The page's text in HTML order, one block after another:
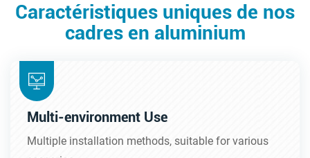
Caractéristiques uniques de nos
cadres en aluminium
Multi-environment Use
Multiple installation methods, suitable for various